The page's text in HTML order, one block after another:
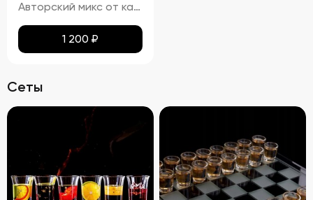
Авторский микс от кальянных мастеров - Домашний ягодный морс, изготовленный по всем традициям в основе которого клубника и черника.
1 200 ₽
Сеты